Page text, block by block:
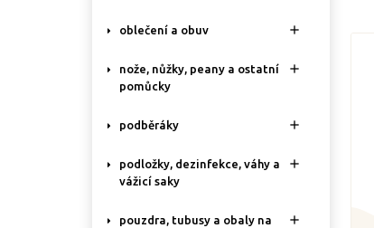
oblečení a obuv 
nože, nůžky, peany a ostatní
pomůcky

podběráky 
podložky, dezinfekce, váhy a
vážicí saky

pouzdra, tubusy a obaly na
